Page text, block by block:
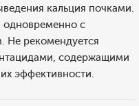
кальция почками.
одновременно с
Не рекомендуется
содержащими
эффективности.